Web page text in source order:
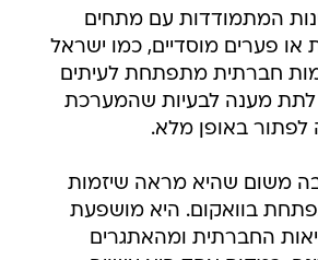
המתמודדות עם מתחים
או פערים מוסדיים, כמו ישראל
חברתית מתפתחת לעיתים
לתת מענה לבעיות שהמערכת
לפתור באופן מלא.
משום שהיא מראה שיזמות
בוואקום. היא מושפעת
החברתית ומהאתגרים